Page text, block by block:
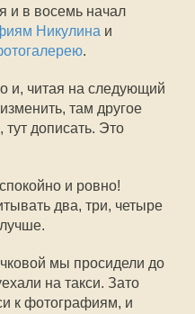
и в восемь начал
Никулина и
.
и, читая на следующий
там другое
тут дописать. Это
и ровно!
два, три, четыре
мы просидели до
на такси. Зато
к фотографиям, и